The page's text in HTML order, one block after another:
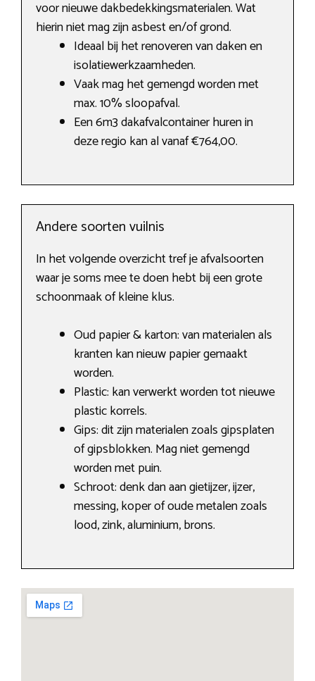
voor nieuwe dakbedekkingsmaterialen. Wat
hierin niet mag zijn asbest en/of grond.
Ideaal bij het renoveren van daken en
isolatiewerkzaamheden.
Vaak mag het gemengd worden met
max. 10% sloopafval.
Een 6m3 dakafvalcontainer huren in
deze regio kan al vanaf €764,00.
Andere soorten vuilnis
In het volgende overzicht tref je afvalsoorten
waar je soms mee te doen hebt bij een grote
schoonmaak of kleine klus.
Oud papier & karton: van materialen als
kranten kan nieuw papier gemaakt
worden.
Plastic: kan verwerkt worden tot nieuwe
plastic korrels.
Gips: dit zijn materialen zoals gipsplaten
of gipsblokken. Mag niet gemengd
worden met puin.
Schroot: denk dan aan gietijzer, ijzer,
messing, koper of oude metalen zoals
lood, zink, aluminium, brons.